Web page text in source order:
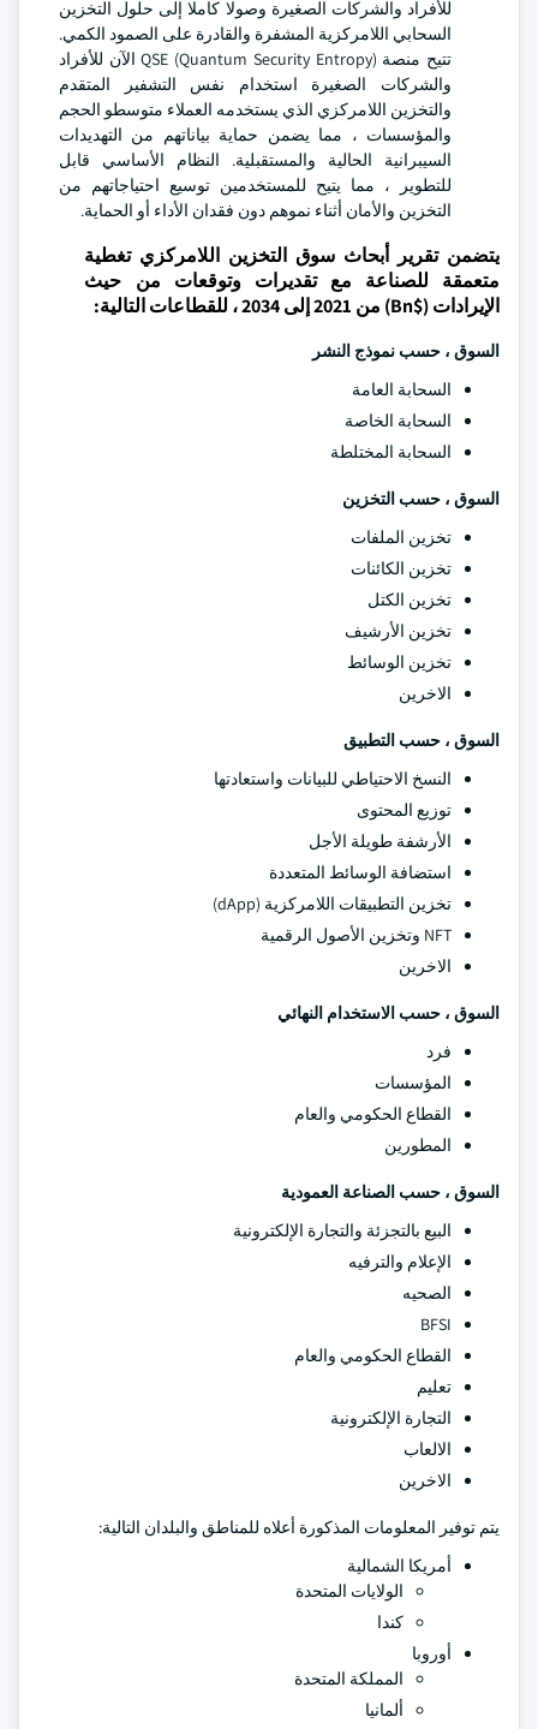
للأفراد والشركات الصغيرة وصولا كاملا إلى حلول التخزين
السحابي اللامركزية المشفرة والقادرة على الصمود الكمي.
تتيح منصة QSE (Quantum Security Entropy) الآن للأفراد
والشركات الصغيرة استخدام نفس التشفير المتقدم
والتخزين اللامركزي الذي يستخدمه العملاء متوسطو الحجم
والمؤسسات ، مما يضمن حماية بياناتهم من التهديدات
السيبرانية الحالية والمستقبلية. النظام الأساسي قابل
للتطوير ، مما يتيح للمستخدمين توسيع احتياجاتهم من
التخزين والأمان أثناء نموهم دون فقدان الأداء أو الحماية.
يتضمن تقرير أبحاث سوق التخزين اللامركزي تغطية
متعمقة للصناعة مع تقديرات وتوقعات من حيث
الإيرادات ($Bn) من 2021 إلى 2034 ، للقطاعات التالية:
السوق ، حسب نموذج النشر
السحابة العامة
السحابة الخاصة
السحابة المختلطة
السوق ، حسب التخزين
تخزين الملفات
تخزين الكائنات
تخزين الكتل
تخزين الأرشيف
تخزين الوسائط
الاخرين
السوق ، حسب التطبيق
النسخ الاحتياطي للبيانات واستعادتها
توزيع المحتوى
الأرشفة طويلة الأجل
استضافة الوسائط المتعددة
تخزين التطبيقات اللامركزية (dApp)
NFT وتخزين الأصول الرقمية
الاخرين
السوق ، حسب الاستخدام النهائي
فرد
المؤسسات
القطاع الحكومي والعام
المطورين
السوق ، حسب الصناعة العمودية
البيع بالتجزئة والتجارة الإلكترونية
الإعلام والترفيه
الصحيه
BFSI
القطاع الحكومي والعام
تعليم
التجارة الإلكترونية
الالعاب
الاخرين
يتم توفير المعلومات المذكورة أعلاه للمناطق والبلدان التالية:
أمريكا الشمالية
الولايات المتحدة
كندا
أوروبا
المملكة المتحدة
ألمانيا